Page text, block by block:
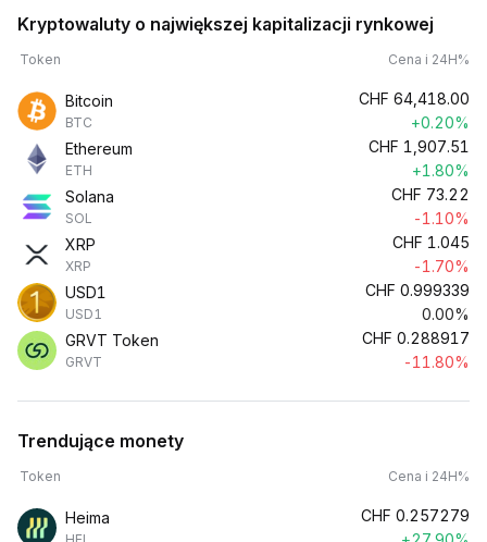
Kryptowaluty o największej kapitalizacji rynkowej
Token Cena i 24H%
Bitcoin
BTC
CHF 64,418.00
+0.20%
Ethereum
ETH
CHF 1,907.51
+1.80%
Solana
SOL
CHF 73.22
-1.10%
XRP
XRP
CHF 1.045
-1.70%
USD1
USD1
CHF 0.999339
0.00%
GRVT Token
GRVT
CHF 0.288917
-11.80%
Trendujące monety
Token Cena i 24H%
Heima CHF 0.257279